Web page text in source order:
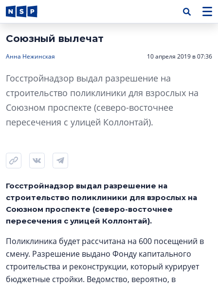
Союзный вылечат
Анна Нежинская 10 апреля 2019 в 07:36
Госстройнадзор выдал разрешение на
строительство поликлиники для взрослых на
Союзном проспекте (северо-восточнее
пересечения с улицей Коллонтай).
Госстройнадзор выдал разрешение на
строительство поликлиники для взрослых на
Союзном проспекте (северо-восточнее
пересечения с улицей Коллонтай).
Поликлиника будет рассчитана на 600 посещений в
смену. Разрешение выдано Фонду капитального
строительства и реконструкции, который курирует
бюджетные стройки. Ведомство, вероятно, в